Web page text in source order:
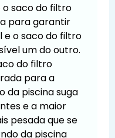
saco do filtro
para garantir
e o saco do filtro
um do outro.
do filtro
para a
da piscina suga
e a maior
pesada que se
da piscina